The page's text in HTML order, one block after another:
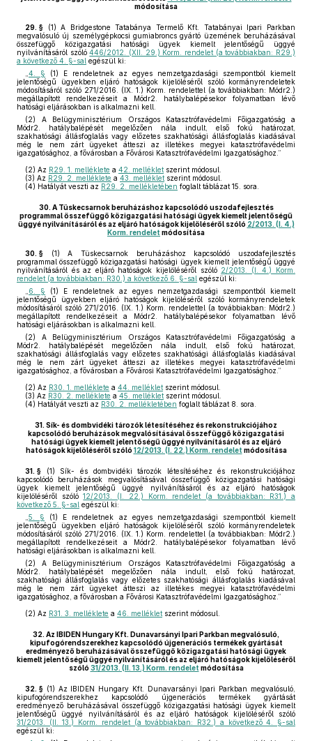
módosítása
29. § (1) A Bridgestone Tatabánya Termelő Kft. Tatabányai Ipari Parkban
megvalósuló új személygépkocsi gumiabroncs gyártó üzemének beruházásával
összefüggő közigazgatási hatósági ügyek kiemelt jelentőségű üggyé
nyilvánításáról szóló446/2012. (XII. 29.) Korm. rendelet (a továbbiakban: R29.)
a következő 4. §-sal egészül ki:
4. § (1) E rendeletnek az egyes nemzetgazdasági szempontból kiemelt
jelentőségű ügyekben eljáró hatóságok kijelöléséről szóló kormányrendeletek
módosításáról szóló 271/2016. (IX. 1.) Korm. rendelettel (a továbbiakban: Módr2.)
megállapított rendelkezéseit a Módr2. hatálybalépésekor folyamatban lévő
hatósági eljárásokban is alkalmazni kell.
(2) A Belügyminisztérium Országos Katasztrófavédelmi Főigazgatóság a
Módr2. hatálybalépését megelőzően nála indult, első fokú határozat,
szakhatósági állásfoglalás vagy előzetes szakhatósági állásfoglalás kiadásával
még le nem zárt ügyeket átteszi az illetékes megyei katasztrófavédelmi
igazgatósághoz, a fővárosban a Fővárosi Katasztrófavédelmi Igazgatósághoz.”
(2) Az R29. 1. melléklete a 42. melléklet szerint módosul.
(3) Az R29. 2. melléklete a 43. melléklet szerint módosul.
(4) Hatályát veszti az R29. 2. mellékletében foglalt táblázat 15. sora.
30. A Tüskecsarnok beruházáshoz kapcsolódó uszodafejlesztés
programmal összefüggő közigazgatási hatósági ügyek kiemelt jelentőségű
üggyé nyilvánításáról és az eljáró hatóságok kijelöléséről szóló 2/2013. (I. 4.)
Korm. rendelet módosítása
30. § (1) A Tüskecsarnok beruházáshoz kapcsolódó uszodafejlesztés
programmal összefüggő közigazgatási hatósági ügyek kiemelt jelentőségű üggyé
nyilvánításáról és az eljáró hatóságok kijelöléséről szóló 2/2013. (I. 4.) Korm.
rendelet (a továbbiakban: R30.) a következő 6. §-sal egészül ki:
6. § (1) E rendeletnek az egyes nemzetgazdasági szempontból kiemelt
jelentőségű ügyekben eljáró hatóságok kijelöléséről szóló kormányrendeletek
módosításáról szóló 271/2016. (IX. 1.) Korm. rendelettel (a továbbiakban: Módr2.)
megállapított rendelkezéseit a Módr2. hatálybalépésekor folyamatban lévő
hatósági eljárásokban is alkalmazni kell.
(2) A Belügyminisztérium Országos Katasztrófavédelmi Főigazgatóság a
Módr2. hatálybalépését megelőzően nála indult, első fokú határozat,
szakhatósági állásfoglalás vagy előzetes szakhatósági állásfoglalás kiadásával
még le nem zárt ügyeket átteszi az illetékes megyei katasztrófavédelmi
igazgatósághoz, a fővárosban a Fővárosi Katasztrófavédelmi Igazgatósághoz.”
(2) Az R30. 1. melléklete a 44. melléklet szerint módosul.
(3) Az R30. 2. melléklete a 45. melléklet szerint módosul.
(4) Hatályát veszti az R30. 2. mellékletében foglalt táblázat 8. sora.
31. Sík- és dombvidéki tározók létesítéséhez és rekonstrukciójához
kapcsolódó beruházások megvalósításával összefüggő közigazgatási
hatósági ügyek kiemelt jelentőségű üggyé nyilvánításáról és az eljáró
hatóságok kijelöléséről szóló 12/2013. (I. 22.) Korm. rendelet módosítása
31. § (1) Sík- és dombvidéki tározók létesítéséhez és rekonstrukciójához
kapcsolódó beruházások megvalósításával összefüggő közigazgatási hatósági
ügyek kiemelt jelentőségű üggyé nyilvánításáról és az eljáró hatóságok
kijelöléséről szóló12/2013. (I. 22.) Korm. rendelet (a továbbiakban: R31.) a
következő 5. §-sal egészül ki:
5. § (1) E rendeletnek az egyes nemzetgazdasági szempontból kiemelt
jelentőségű ügyekben eljáró hatóságok kijelöléséről szóló kormányrendeletek
módosításáról szóló 271/2016. (IX. 1.) Korm. rendelettel (a továbbiakban: Módr2.)
megállapított rendelkezéseit a Módr2. hatálybalépésekor folyamatban lévő
hatósági eljárásokban is alkalmazni kell.
(2) A Belügyminisztérium Országos Katasztrófavédelmi Főigazgatóság a
Módr2. hatálybalépését megelőzően nála indult, első fokú határozat,
szakhatósági állásfoglalás vagy előzetes szakhatósági állásfoglalás kiadásával
még le nem zárt ügyeket átteszi az illetékes megyei katasztrófavédelmi
igazgatósághoz, a fővárosban a Fővárosi Katasztrófavédelmi Igazgatósághoz.”
(2) Az R31. 3. melléklete a 46. melléklet szerint módosul.
32. Az IBIDEN Hungary Kft. Dunavarsányi Ipari Parkban megvalósuló,
kipufogórendszerekhez kapcsolódó újgenerációs termékek gyártását
eredményező beruházásával összefüggő közigazgatási hatósági ügyek
kiemelt jelentőségű üggyé nyilvánításáról és az eljáró hatóságok kijelöléséről
szóló 31/2013. (II. 13.) Korm. rendelet módosítása
32. § (1) Az IBIDEN Hungary Kft. Dunavarsányi Ipari Parkban megvalósuló,
kipufogórendszerekhez kapcsolódó újgenerációs termékek gyártását
eredményező beruházásával összefüggő közigazgatási hatósági ügyek kiemelt
jelentőségű üggyé nyilvánításáról és az eljáró hatóságok kijelöléséről szóló
31/2013. (II. 13.) Korm. rendelet (a továbbiakban: R32.) a következő 4. §-sal
egészül ki: